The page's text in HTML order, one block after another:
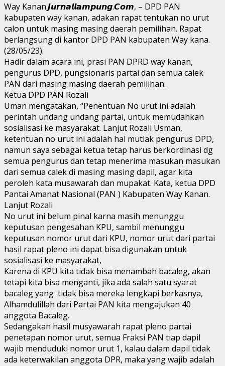
Way Kanan.𝙅𝙪𝙧𝙣𝙖𝙡𝙡𝙖𝙢𝙥𝙪𝙣𝙜.𝘾𝙤𝙢, – DPD PAN
kabupaten way kanan, adakan rapat tentukan no urut
calon untuk masing masing daerah pemilihan. Rapat
berlangsung di kantor DPD PAN kabupaten Way kana.
(28/05/23).
Hadir dalam acara ini, prasi PAN DPRD way kanan,
pengurus DPD, pungsionaris partai dan semua calek
PAN dari masing masing daerah pemilihan.
Ketua DPD PAN Rozali
Uman mengatakan, “Penentuan No urut ini adalah
perintah undang undang partai, untuk memudahkan
sosialisasi ke masyarakat. Lanjut Rozali Usman,
ketentuan no urut ini adalah hal mutlak pengurus DPD,
namun saya sebagai ketua tetap harus berkordinasi dg
semua pengurus dan tetap menerima masukan masukan
dari semua calek di masing masing dapil, agar kita
peroleh kata musawarah dan mupakat. Kata, ketua DPD
Pantai Amanat Nasional (PAN ) Kabupaten Way Kanan.
Lanjut Rozali
No urut ini belum pinal karna masih menunggu
keputusan pengesahan KPU, sambil menunggu
keputusan nomor urut dari KPU, nomor urut dari partai
hasil rapat pleno ini dapat bisa digunakan untuk
sosialisasi ke masyarakat,
Karena di KPU kita tidak bisa menambah bacaleg, akan
tetapi kita bisa menganti, jika ada salah satu syarat
bacaleg yang tidak bisa mereka lengkapi berkasnya,
Alhamdulillah dari Partai PAN kita mengajukan 40
anggota Bacaleg.
Sedangakan hasil musyawarah rapat pleno partai
penetapan nomor urut, semua Fraksi PAN tiap dapil
wajib menduduki nomor urut 1, kalau dalam dapil tidak
ada keterwakilan anggota DPR, maka yang wajib adalah